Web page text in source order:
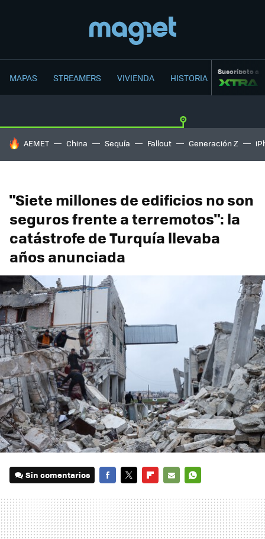
MAPAS STREAMERS VIVIENDA HISTORIA Suscríbete a
HOY SE HABLA DE
AEMET China Sequía Fallout Generación Z
"Siete millones de edificios no son
seguros frente a terremotos": la
catástrofe de Turquía llevaba
años anunciada
Sin comentarios
MAIL